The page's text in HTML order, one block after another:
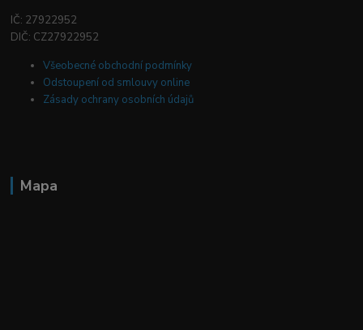
IČ: 27922952
DIČ: CZ27922952
Všeobecné obchodní podmínky
Odstoupení od smlouvy online
Zásady ochrany osobních údajů
Mapa